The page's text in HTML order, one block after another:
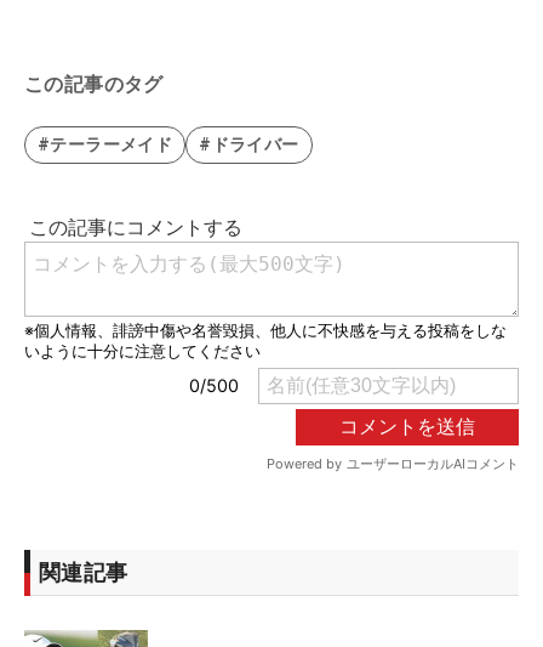
この記事のタグ
#テーラーメイド #ドライバー
関連記事